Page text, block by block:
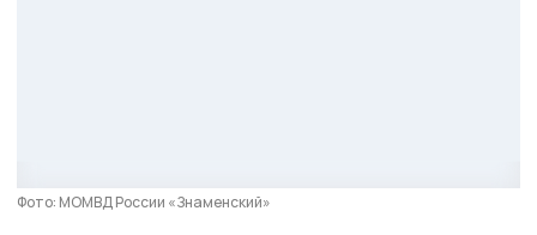
Фото: МОМВД России «Знаменский»